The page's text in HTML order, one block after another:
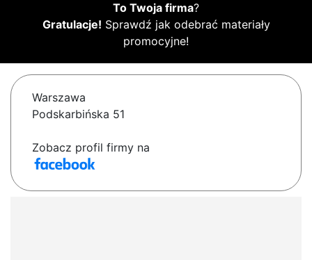
To Twoja firma?
Gratulacje! Sprawdź jak odebrać materiały
promocyjne!
Warszawa
Podskarbińska 51
Zobacz profil firmy na